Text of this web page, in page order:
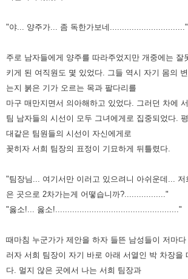
"야... 양주가... 좀 독한가보네..............................."
주로 남자들에게 양주를 따라주었지만 개중에는 잘
키게 된 여직원도 몇 있었다. 그들 역시 자기 몸의
는지 붉은 기가 오르는 목과 팔다리를
마구 매만지면서 의아해하고 있었다. 그러던 차에
팀 남자들의 시선이 모두 그녀에게로 집중되었다.
대같은 팀원들의 시선이 자신에게로
꽂히자 서희 팀장의 표정이 기묘하게 뒤틀렸다.
"팀장님... 여기서만 이러고 있으려니 아쉬운데... 저
은 곳으로 2차가는게 어떻습니까?................."
"옳소!... 옳소!..................................................."
때마침 누군가가 제안을 하자 들뜬 남성들이 저마
러자 서희 팀장이 자기 바로 아래 서열인 박 차장을
다. 멀지 않은 곳에서 나는 서희 팀장과